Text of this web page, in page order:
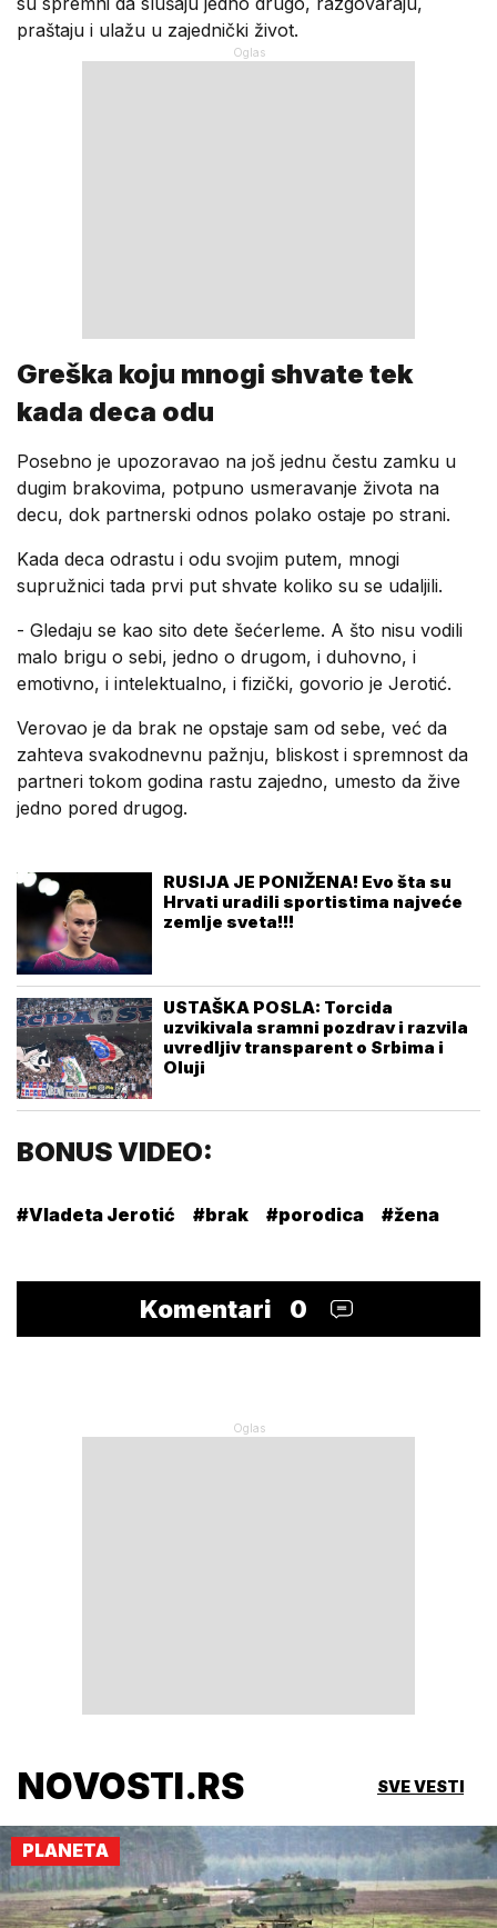
praštaju i ulažu u zajednički život.
Greška koju mnogi shvate tek
kada deca odu
Posebno je upozoravao na još jednu čestu zamku u
dugim brakovima, potpuno usmeravanje života na
decu, dok partnerski odnos polako ostaje po strani.
Kada deca odrastu i odu svojim putem, mnogi
supružnici tada prvi put shvate koliko su se udaljili.
- Gledaju se kao sito dete šećerleme. A što nisu vodili
malo brigu o sebi, jedno o drugom, i duhovno, i
emotivno, i intelektualno, i fizički, govorio je Jerotić.
Verovao je da brak ne opstaje sam od sebe, već da
zahteva svakodnevnu pažnju, bliskost i spremnost da
partneri tokom godina rastu zajedno, umesto da žive
jedno pored drugog.
RUSIJA JE PONIŽENA! Evo šta su
Hrvati uradili sportistima najveće
zemlje sveta!!!
USTAŠKA POSLA: Torcida
uzvikivala sramni pozdrav i razvila
uvredljiv transparent o Srbima i
Oluji
BONUS VIDEO:
#Vladeta Jerotić #brak #porodica #žena
Komentari 0
NOVOSTI.RS SVE VESTI
PLANETA